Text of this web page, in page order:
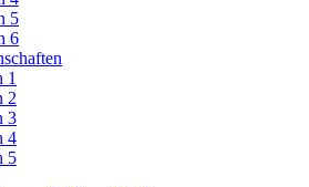
5
6
1
2
3
4
5